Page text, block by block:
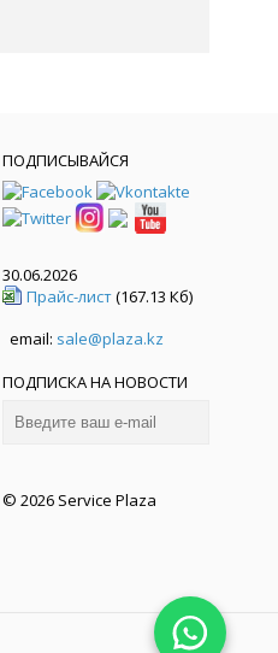
ПОДПИСЫВАЙСЯ
30.06.2026
Прайс-лист(167.13 Кб)
email: sale@plaza.kz
ПОДПИСКА НА НОВОСТИ
© 2026 Service Plaza